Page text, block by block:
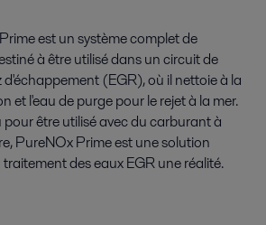
est un système complet de
à être utilisé dans un circuit de
(EGR), où il nettoie à la
et l'eau de purge pour le rejet à la mer.
être utilisé avec du carburant à
PureNOx Prime est une solution
des eaux EGR une réalité.